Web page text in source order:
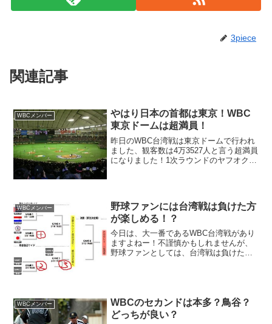
3piece
関連記事
WBCメンバー
やはり日本の首都は東京！WBC
東京ドームは超満員！
昨日のWBC台湾戦は東京ドームで行われ
ました、観客数は4万3527人と言う超満員
になりました！1次ラウンドのヤフオクド
WBCメンバー
野球ファンには台湾戦は負けた方
が楽しめる！？
今日は、大一番であるWBC台湾戦があり
ますよねー！不謹慎かもしれませんが、
野球ファンとしては、台湾戦は負けた方
WBCメンバー
WBCのセカンドは本多？鳥谷？
どっちが良い？